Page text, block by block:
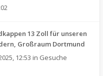
13 Zoll für unseren
Großraum Dortmund
12:53 in Gesuche